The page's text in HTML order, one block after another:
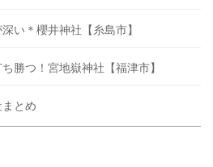
い＊櫻井神社【糸島市】
勝つ！宮地嶽神社【福津市】
とめ